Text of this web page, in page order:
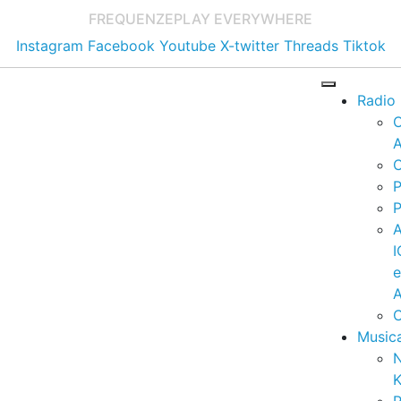
FREQUENZEPLAY EVERYWHERE
Instagram Facebook Youtube X-twitter Threads Tiktok
Radio
e